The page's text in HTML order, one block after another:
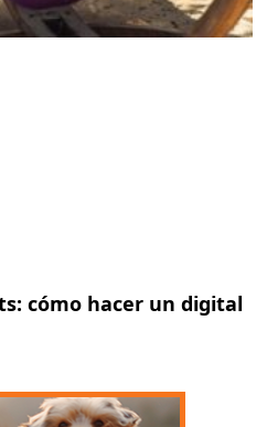
cómo hacer un digital